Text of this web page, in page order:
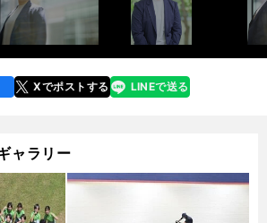
Xでポストする
line LINEで送る
ャラリー